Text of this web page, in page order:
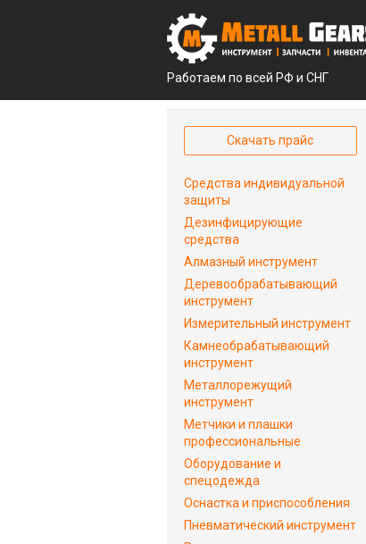
Работаем по всей РФ и СНГ
Скачать прайс
Средства индивидуальной
защиты
Дезинфицирующие
средства
Алмазный инструмент
Деревообрабатывающий
инструмент
Измерительный инструмент
Камнеобрабатывающий
инструмент
Металлорежущий
инструмент
Метчики и плашки
профессиональные
Оборудование и
спецодежда
Оснастка и приспособления
Пневматический инструмент